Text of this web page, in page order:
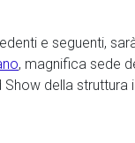
e seguenti,
, magnifica sede
della struttura